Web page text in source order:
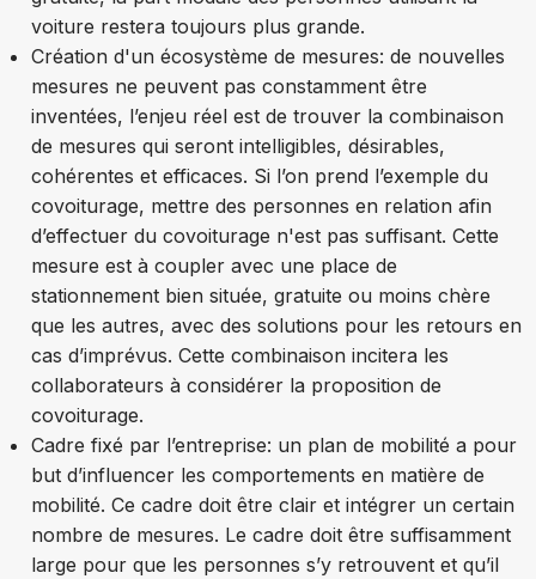
voiture restera toujours plus grande.
Création d'un écosystème de mesures: de nouvelles
mesures ne peuvent pas constamment être
inventées, l’enjeu réel est de trouver la combinaison
de mesures qui seront intelligibles, désirables,
cohérentes et efficaces. Si l’on prend l’exemple du
covoiturage, mettre des personnes en relation afin
d’effectuer du covoiturage n'est pas suffisant. Cette
mesure est à coupler avec une place de
stationnement bien située, gratuite ou moins chère
que les autres, avec des solutions pour les retours en
cas d’imprévus. Cette combinaison incitera les
collaborateurs à considérer la proposition de
covoiturage.
Cadre fixé par l’entreprise: un plan de mobilité a pour
but d’influencer les comportements en matière de
mobilité. Ce cadre doit être clair et intégrer un certain
nombre de mesures. Le cadre doit être suffisamment
large pour que les personnes s’y retrouvent et qu’il